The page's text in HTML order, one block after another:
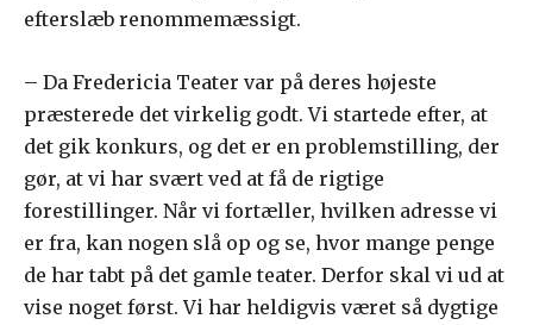
efterslæb renommemæssigt.
– Da Fredericia Teater var på deres højeste
præsterede det virkelig godt. Vi startede efter, at
det gik konkurs, og det er en problemstilling, der
gør, at vi har svært ved at få de rigtige
forestillinger. Når vi fortæller, hvilken adresse vi
er fra, kan nogen slå op og se, hvor mange penge
de har tabt på det gamle teater. Derfor skal vi ud at
vise noget først. Vi har heldigvis været så dygtige